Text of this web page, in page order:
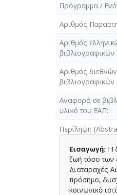
Πρόγραμμα /
Αριθμός
Αριθμός
Αριθμός διεθνών
Αναφορά σε
υλικό του ΕΑΠ
Περίληψη
Εισαγωγή: Η
ζωή τόσο των
Διαταραχές
πρόσημο,
κοινωνικό